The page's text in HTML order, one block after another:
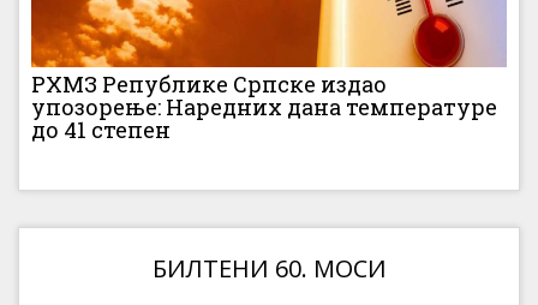
РХМЗ Републике Српске издао
упозорење: Наредних дана температуре
до 41 степен
БИЛТЕНИ 60. МОСИ